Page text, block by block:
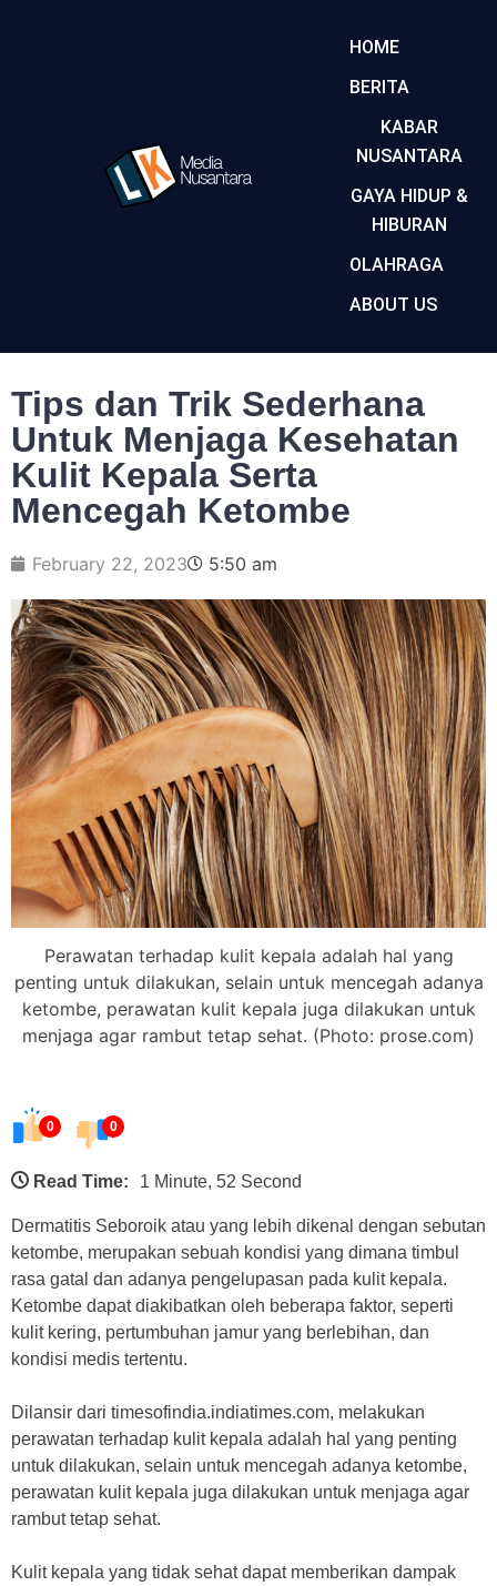
HOME
BERITA
KABAR
NUSANTARA
GAYA HIDUP &
HIBURAN
OLAHRAGA
ABOUT US
Tips dan Trik Sederhana
Untuk Menjaga Kesehatan
Kulit Kepala Serta
Mencegah Ketombe
February 22, 2023 5:50 am
Perawatan terhadap kulit kepala adalah hal yang
penting untuk dilakukan, selain untuk mencegah adanya
ketombe, perawatan kulit kepala juga dilakukan untuk
menjaga agar rambut tetap sehat. (Photo: prose.com)
0 0
Read Time: 1 Minute, 52 Second
Dermatitis Seboroik atau yang lebih dikenal dengan sebutan
ketombe, merupakan sebuah kondisi yang dimana timbul
rasa gatal dan adanya pengelupasan pada kulit kepala.
Ketombe dapat diakibatkan oleh beberapa faktor, seperti
kulit kering, pertumbuhan jamur yang berlebihan, dan
kondisi medis tertentu.
Dilansir dari timesofindia.indiatimes.com, melakukan
perawatan terhadap kulit kepala adalah hal yang penting
untuk dilakukan, selain untuk mencegah adanya ketombe,
perawatan kulit kepala juga dilakukan untuk menjaga agar
rambut tetap sehat.
Kulit kepala yang tidak sehat dapat memberikan dampak